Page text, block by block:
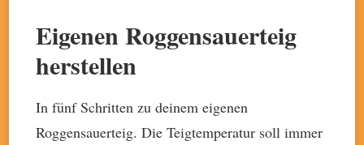
Eigenen Roggensauerteig
herstellen
In fünf Schritten zu deinem eigenen
Roggensauerteig. Die Teigtemperatur soll immer